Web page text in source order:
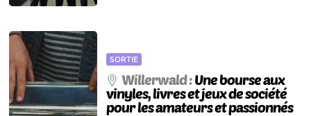
SORTIE
Willerwald :Une bourse aux
vinyles, livres et jeux de société
pour les amateurs et passionnés